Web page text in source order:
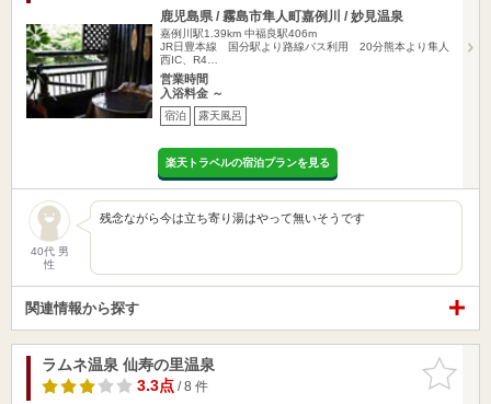
鹿児島県 / 霧島市隼人町嘉例川 / 妙見温泉
嘉例川駅1.39km 中福良駅406m
JR日豊本線 国分駅より路線バス利用 20分熊本より隼人
西IC、R4…
営業時間
入浴料金 ～
宿泊 露天風呂
楽天トラベルの宿泊プランを見る
40代 男
性
残念ながら今は立ち寄り湯はやって無いそうです
関連情報から探す
お気に入
りに追加
ラムネ温泉 仙寿の里温泉
3.3点/ 8 件